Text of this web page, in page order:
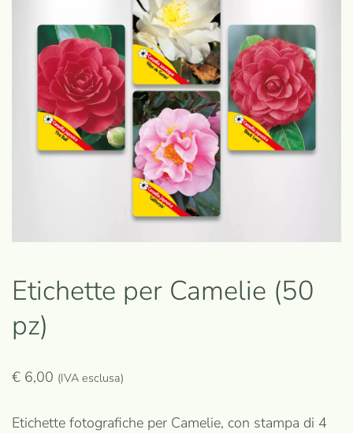
Etichette per Camelie (50
pz)
€ 6,00 (IVA esclusa)
Etichette fotografiche per Camelie, con stampa di 4